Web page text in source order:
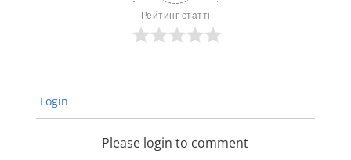
Рейтинг статті
Login
Please login to comment